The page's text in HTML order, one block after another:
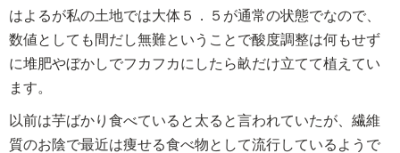
はよるが私の土地では大体５．５が通常の状態でなので、
数値としても間だし無難ということで酸度調整は何もせず
に堆肥やぼかしでフカフカにしたら畝だけ立てて植えてい
ます。
以前は芋ばかり食べていると太ると言われていたが、繊維
質のお陰で最近は痩せる食べ物として流行しているようで